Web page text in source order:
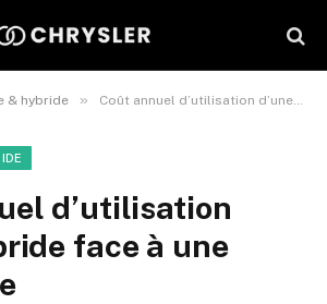
& hybride » Coût annuel d’utilisation d’une hybride face à une thermique
d’utilisation
face à une